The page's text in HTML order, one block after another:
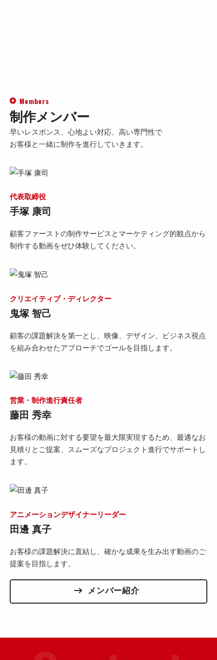
Members
制作メンバー
早いレスポンス、心地よい対応、高い専門性で
お客様と一緒に制作を進行していきます。
代表取締役
手塚 康司
顧客ファーストの制作サービスとマーケティング的観点から
制作する動画をぜひ体験してください。
クリエイティブ・ディレクター
鬼塚 智己
顧客の課題解決を第一とし、映像、デザイン、ビジネス視点
を組み合わせたアプローチでゴールを目指します。
営業・制作進行責任者
藤田 秀幸
お客様の動画に対する要望を最大限実現するため、最適なお
見積りとご提案、スムーズなプロジェクト進行でサポートし
ます。
アニメーションデザイナーリーダー
田邊 真子
お客様の課題解決に直結し、確かな成果を生み出す動画のご
提案を目指します。
メンバー紹介